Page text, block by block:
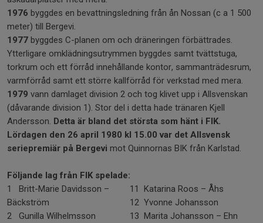
1976 byggdes en bevattningsledning från ån Nossan (c a 1 500
meter) till Bergevi.
1977 byggdes C-planen om och dräneringen förbättrades.
Ytterligare omklädningsutrymmen byggdes samt tvättstuga,
torkrum och ett förråd innehållande kontor, sammanträdesrum,
varmförråd samt ett större kallförråd för verkstad med mera.
1979 vann damlaget division 2 och tog klivet upp i Allsvenskan
(dåvarande division 1). Stor del i detta hade tränaren Kjell
Andersson. Detta är bland det största som hänt i FIK.
Lördagen den 26 april 1980 kl 15.00 var det Allsvensk
seriepremiär på Bergevi mot Quinnornas BIK från Karlstad.
Följande lag från FIK spelade:
1 Britt-Marie Davidsson –
Bäckström
2 Gunilla Wilhelmsson
11 Katarina Roos – Åhs
12 Yvonne Johansson
13 Marita Johansson – Ehn